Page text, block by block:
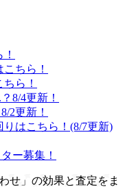
ちら！
ら！
8/4更新！
2更新！
はこちら！(8/7更新)
ー募集！
せ」の効果と査定をま